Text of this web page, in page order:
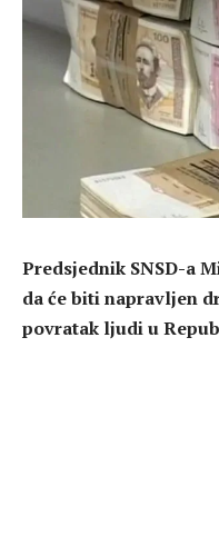
Predsjednik SNSD-a
da će biti napravljen
povratak ljudi u